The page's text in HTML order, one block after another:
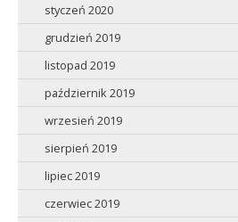
styczeń 2020
grudzień 2019
listopad 2019
październik 2019
wrzesień 2019
sierpień 2019
lipiec 2019
czerwiec 2019